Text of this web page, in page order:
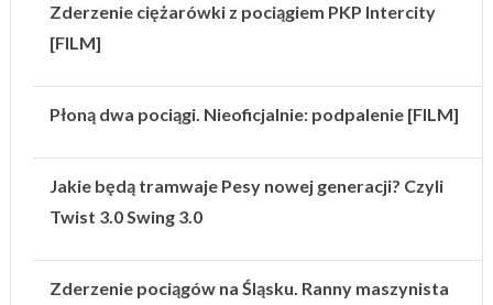
Zderzenie ciężarówki z pociągiem PKP Intercity
[FILM]
Płoną dwa pociągi. Nieoficjalnie: podpalenie [FILM]
Jakie będą tramwaje Pesy nowej generacji? Czyli
Twist 3.0 Swing 3.0
Zderzenie pociągów na Śląsku. Ranny maszynista